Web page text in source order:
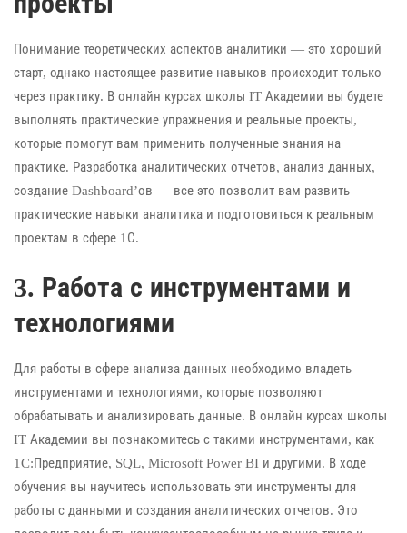
Понимание теоретических аспектов аналитики — это хороший
старт, однако настоящее развитие навыков происходит только
через практику. В онлайн курсах школы IT Академии вы будете
выполнять практические упражнения и реальные проекты,
которые помогут вам применить полученные знания на
практике. Разработка аналитических отчетов, анализ данных,
создание Dashboard’ов — все это позволит вам развить
практические навыки аналитика и подготовиться к реальным
проектам в сфере 1С.
3. Работа с инструментами и
технологиями
Для работы в сфере анализа данных необходимо владеть
инструментами и технологиями, которые позволяют
обрабатывать и анализировать данные. В онлайн курсах школы
IT Академии вы познакомитесь с такими инструментами, как
1C:Предприятие, SQL, Microsoft Power BI и другими. В ходе
обучения вы научитесь использовать эти инструменты для
работы с данными и создания аналитических отчетов. Это